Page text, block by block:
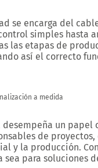
se encarga del
simples hasta
las etapas de
así el correcto
a medida
desempeña un papel
de
y la producción.
para soluciones